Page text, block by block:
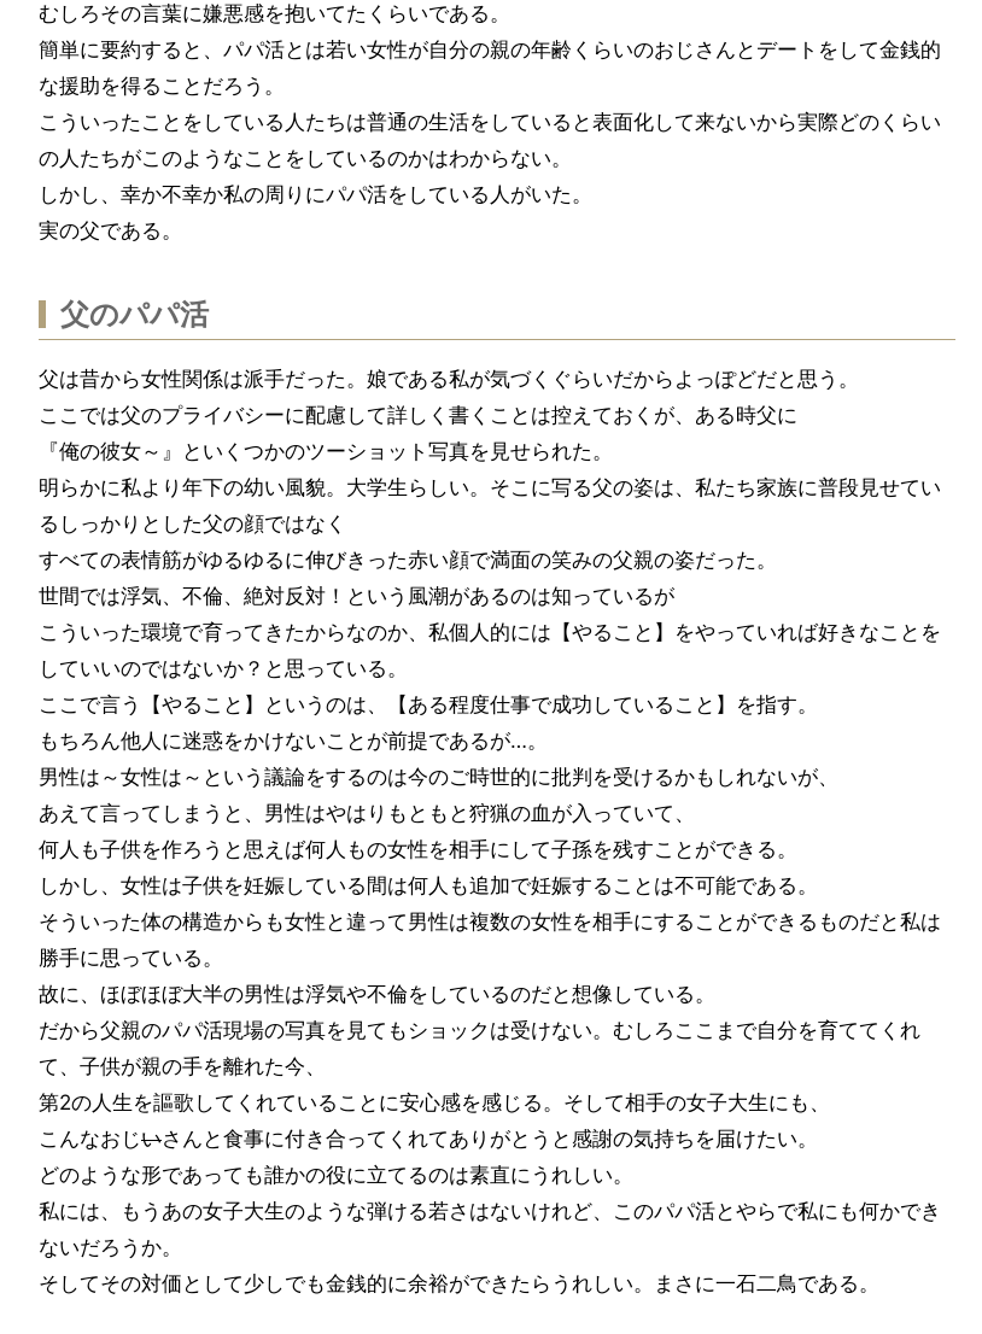
むしろその言葉に嫌悪感を抱いてたくらいである。
簡単に要約すると、パパ活とは若い女性が自分の親の年齢くらいのおじさんとデートをして金銭的
な援助を得ることだろう。
こういったことをしている人たちは普通の生活をしていると表面化して来ないから実際どのくらい
の人たちがこのようなことをしているのかはわからない。
しかし、幸か不幸か私の周りにパパ活をしている人がいた。
実の父である。
父のパパ活
父は昔から女性関係は派手だった。娘である私が気づくぐらいだからよっぽどだと思う。
ここでは父のプライバシーに配慮して詳しく書くことは控えておくが、ある時父に
『俺の彼女～』といくつかのツーショット写真を見せられた。
明らかに私より年下の幼い風貌。大学生らしい。そこに写る父の姿は、私たち家族に普段見せてい
るしっかりとした父の顔ではなく
すべての表情筋がゆるゆるに伸びきった赤い顔で満面の笑みの父親の姿だった。
世間では浮気、不倫、絶対反対！という風潮があるのは知っているが
こういった環境で育ってきたからなのか、私個人的には【やること】をやっていれば好きなことを
していいのではないか？と思っている。
ここで言う【やること】というのは、【ある程度仕事で成功していること】を指す。
もちろん他人に迷惑をかけないことが前提であるが…。
男性は～女性は～という議論をするのは今のご時世的に批判を受けるかもしれないが、
あえて言ってしまうと、男性はやはりもともと狩猟の血が入っていて、
何人も子供を作ろうと思えば何人もの女性を相手にして子孫を残すことができる。
しかし、女性は子供を妊娠している間は何人も追加で妊娠することは不可能である。
そういった体の構造からも女性と違って男性は複数の女性を相手にすることができるものだと私は
勝手に思っている。
故に、ほぼほぼ大半の男性は浮気や不倫をしているのだと想像している。
だから父親のパパ活現場の写真を見てもショックは受けない。むしろここまで自分を育ててくれ
て、子供が親の手を離れた今、
第2の人生を謳歌してくれていることに安心感を感じる。そして相手の女子大生にも、
こんなおじいさんと食事に付き合ってくれてありがとうと感謝の気持ちを届けたい。
どのような形であっても誰かの役に立てるのは素直にうれしい。
私には、もうあの女子大生のような弾ける若さはないけれど、このパパ活とやらで私にも何かでき
ないだろうか。
そしてその対価として少しでも金銭的に余裕ができたらうれしい。まさに一石二鳥である。